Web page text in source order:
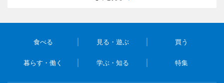
食べる 見る・遊ぶ 買う
暮らす・働く 学ぶ・知る 特集